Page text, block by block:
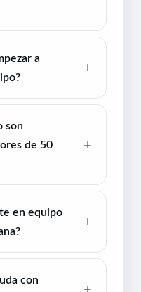
a
son
de 50
en equipo
con